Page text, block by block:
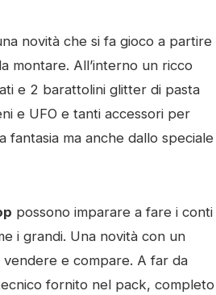
novità che si fa gioco a partire
montare. All’interno un ricco
e 2 barattolini glitter di pasta
e UFO e tanti accessori per
fantasia ma anche dallo speciale
possono imparare a fare i conti
i grandi. Una novità con un
e compare. A far da
fornito nel pack, completo